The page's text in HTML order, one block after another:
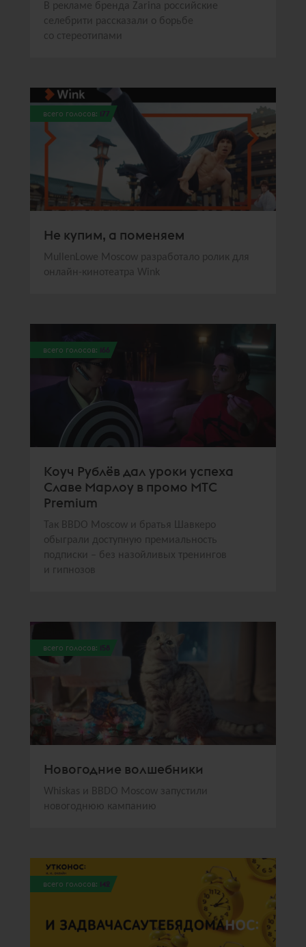
В рекламе бренда Zarina российские
селебрити рассказали о борьбе
со стереотипами
всего голосов: 177
Не купим, а поменяем
MullenLowe Moscow разработало ролик для
онлайн-кинотеатра Wink
всего голосов: 166
Коуч Рублёв дал уроки успеха
Славе Марлоу в промо МТС
Premium
Так BBDO Moscow и братья Шавкеро
обыграли доступную премиальность
подписки – без назойливых тренингов
и гипнозов
всего голосов: 158
Новогодние волшебники
Whiskas и BBDO Moscow запустили
новогоднюю кампанию
всего голосов: 142